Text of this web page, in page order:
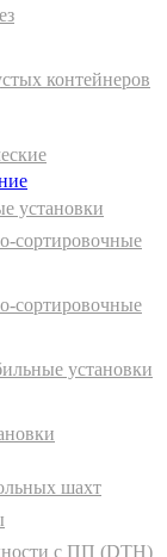
контейнеров
установки
сортировочные
сортировочные
установки
шахт
с ПП (DTH)